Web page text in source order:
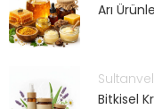
Arı
Bitkisel